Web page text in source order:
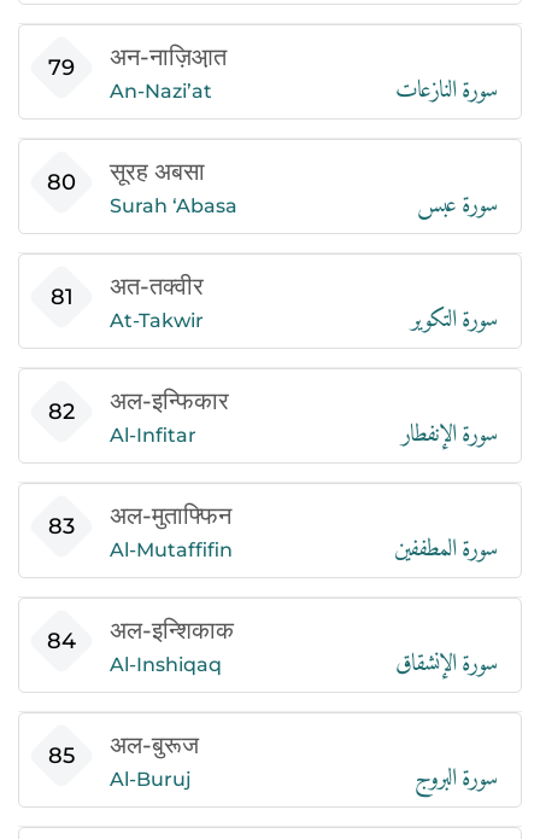
79 अन-नाज़िआ़त
An-Nazi’at سورة النازعات
80 सूरह अबसा
Surah ‘Abasa سورة عبس
81 अत-तक्वीर
At-Takwir سورة التكوير
82 अल-इन्फिकार
Al-Infitar سورة الإنفطار
83 अल-मुताफ्फिन
Al-Mutaffifin سورة المطففين
84 अल-इन्शिकाक
Al-Inshiqaq سورة الإنشقاق
85 अल-बुरूज
Al-Buruj سورة البروج